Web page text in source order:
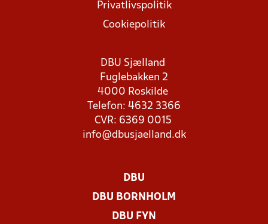
Privatlivspolitik
Cookiepolitik
DBU Sjælland
Fuglebakken 2
4000 Roskilde
Telefon: 4632 3366
CVR: 6369 0015
info@dbusjaelland.dk
DBU
DBU BORNHOLM
DBU FYN